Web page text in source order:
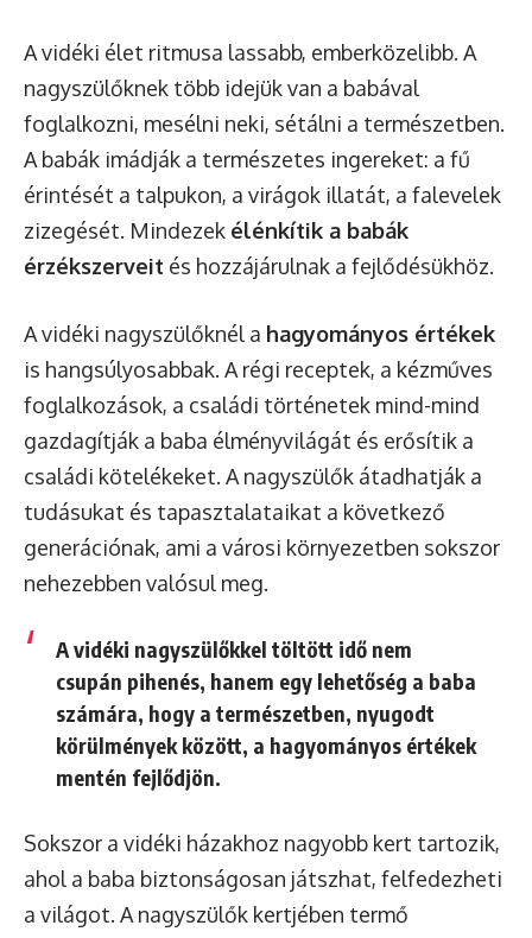
A vidéki élet ritmusa lassabb, emberközelibb. A
nagyszülőknek több idejük van a babával
foglalkozni, mesélni neki, sétálni a természetben.
A babák imádják a természetes ingereket: a fű
érintését a talpukon, a virágok illatát, a falevelek
zizegését. Mindezek élénkítik a babák
érzékszerveit és hozzájárulnak a fejlődésükhöz.
A vidéki nagyszülőknél a hagyományos értékek
is hangsúlyosabbak. A régi receptek, a kézműves
foglalkozások, a családi történetek mind-mind
gazdagítják a baba élményvilágát és erősítik a
családi kötelékeket. A nagyszülők átadhatják a
tudásukat és tapasztalataikat a következő
generációnak, ami a városi környezetben sokszor
nehezebben valósul meg.
A vidéki nagyszülőkkel töltött idő nem
csupán pihenés, hanem egy lehetőség a baba
számára, hogy a természetben, nyugodt
körülmények között, a hagyományos értékek
mentén fejlődjön.
Sokszor a vidéki házakhoz nagyobb kert tartozik,
ahol a baba biztonságosan játszhat, felfedezheti
a világot. A nagyszülők kertjében termő